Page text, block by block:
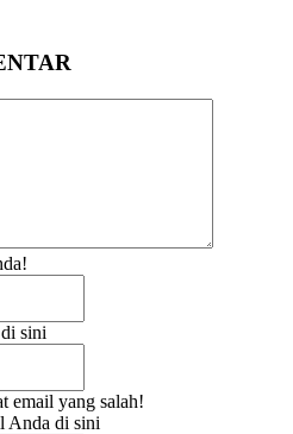
sini
email yang salah!
Anda di sini